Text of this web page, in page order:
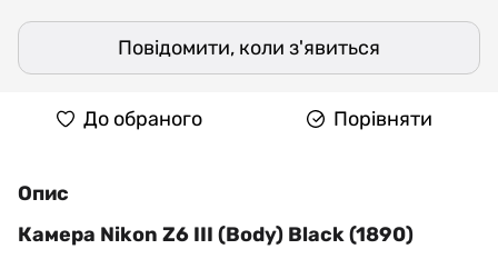
Повідомити, коли з'явиться
До обраного Порівняти
Опис
Камера Nikon Z6 III (Body) Black (1890)